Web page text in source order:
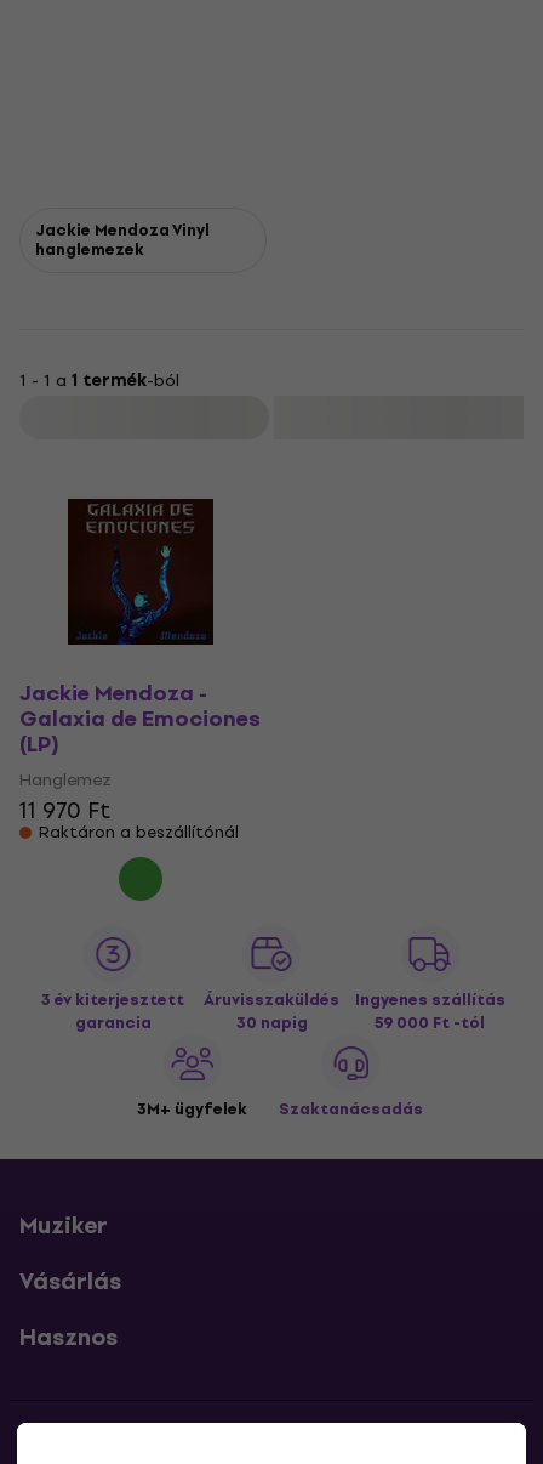
Jackie Mendoza Vinyl
hanglemezek
1 - 1 a 1 termék-ból
Jackie Mendoza -
Galaxia de Emociones
(LP)
Hanglemez
11 970 Ft
Raktáron a beszállítónál
3 év kiterjesztett
garancia
Áruvisszaküldés
30 napig
Ingyenes szállítás
59 000 Ft -tól
3M+ ügyfelek Szaktanácsadás
Muziker
Vásárlás
Hasznos